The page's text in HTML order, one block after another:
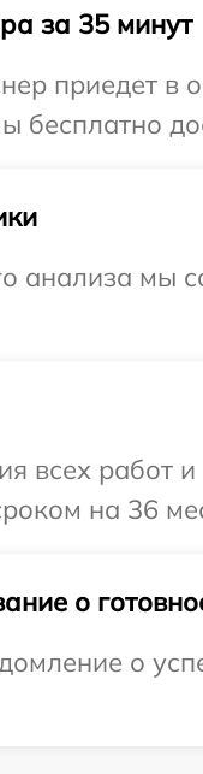
за 35 минут
приедет в
бесплатно
анализа мы
всех работ
на 36
о
о